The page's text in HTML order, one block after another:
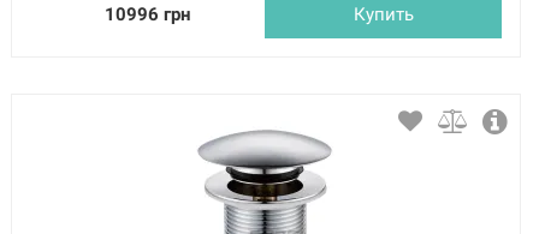
10996 грн Купить